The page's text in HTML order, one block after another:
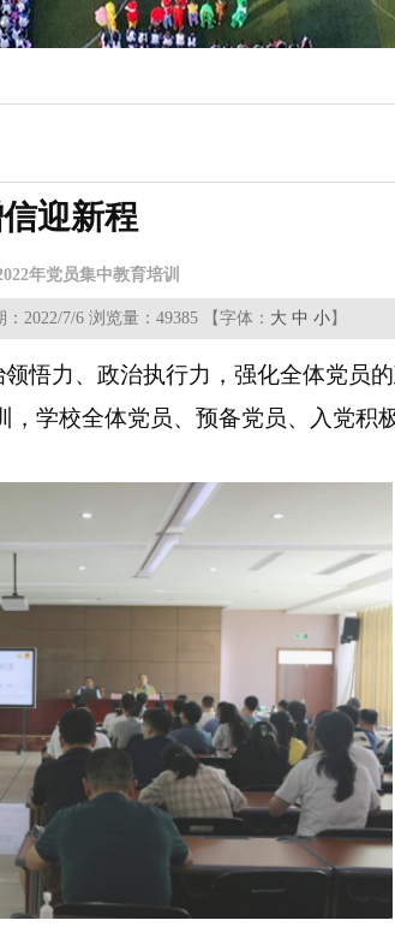
迎新程
年党员集中教育培训
2022/7/6 浏览量： 49385 【字体： 大 中 小】
悟力、政治执行力，强化全体党员
学校全体党员、预备党员、入党积